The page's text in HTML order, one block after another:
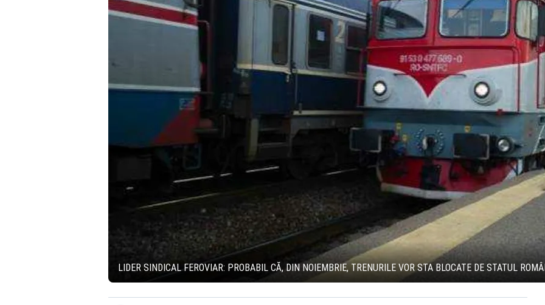
LIDER SINDICAL FEROVIAR: PROBABIL CĂ, DIN NOIEMBRIE, TRENURILE VOR STA BLOCATE DE STATUL